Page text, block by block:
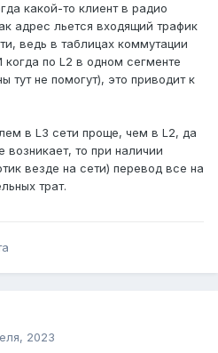
какой-то клиент в радио
адрес льется входящий трафик
ведь в таблицах коммутации
когда по L2 в одном сегменте
тут не помогут), это приводит к
в L3 сети проще, чем в L2, да
то при наличии
везде на сети) перевод все на
трат.
2023